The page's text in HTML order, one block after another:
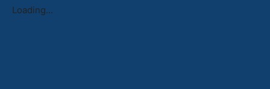
Loading...